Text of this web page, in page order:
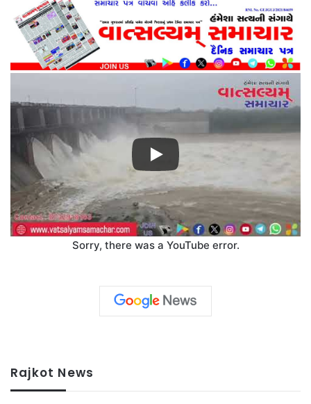
Sorry, there was a YouTube error.
Rajkot News